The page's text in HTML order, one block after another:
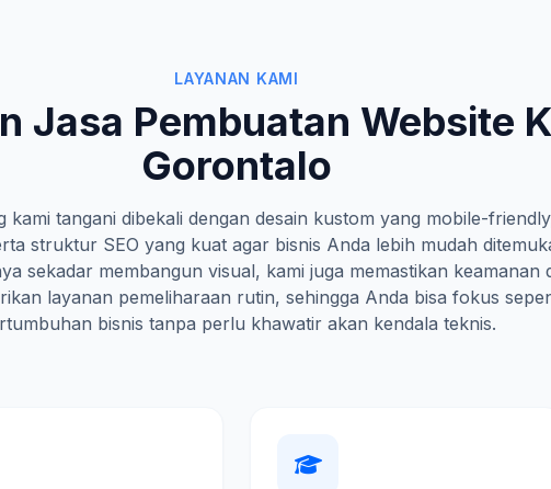
LAYANAN KAMI
Jasa Pembuatan Website
Gorontalo
kami tangani dibekali dengan desain kustom yang mobile-
struktur SEO yang kuat agar bisnis Anda lebih mudah
sekadar membangun visual, kami juga memastikan keamanan
layanan pemeliharaan rutin, sehingga Anda bisa fokus
bisnis tanpa perlu khawatir akan kendala teknis.